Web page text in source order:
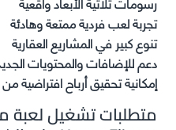
تجربة لعب فردية ممتعة وهادئة
تنوع كبير في المشاريع العقارية
دعم للإضافات والمحتويات
إمكانية تحقيق أرباح افتراضية من
متطلبات تشغيل لعبة